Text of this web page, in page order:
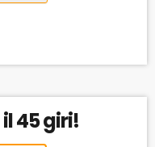
45 giri!